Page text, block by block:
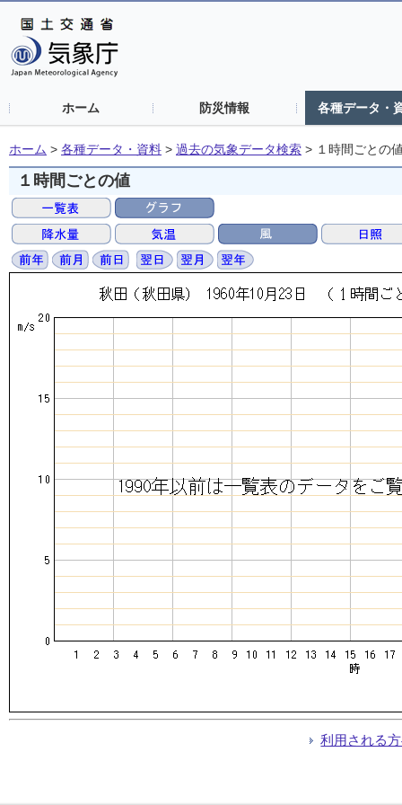
ホーム 防災情報 各種データ・
ホーム > 各種データ・資料 > 過去の気象データ検索 > １時間ごとの
１時間ごとの値
利用される